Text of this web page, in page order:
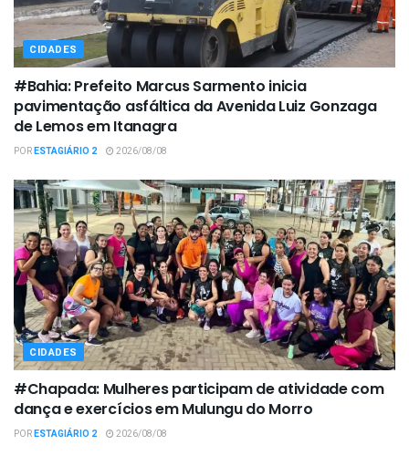
CIDADES
#Bahia: Prefeito Marcus Sarmento inicia
pavimentação asfáltica da Avenida Luiz Gonzaga
de Lemos em Itanagra
PORESTAGIÁRIO 2 2026/08/08
CIDADES
#Chapada: Mulheres participam de atividade com
dança e exercícios em Mulungu do Morro
PORESTAGIÁRIO 2 2026/08/08